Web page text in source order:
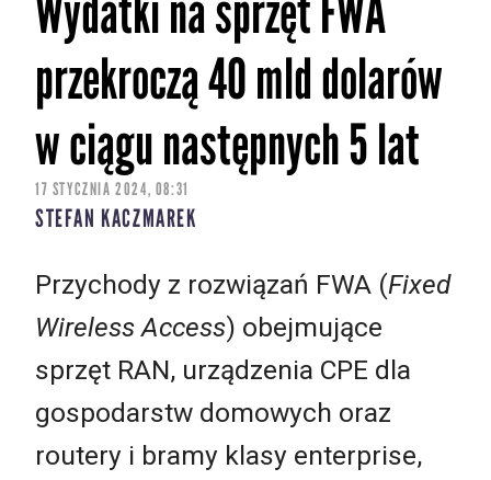
przekroczą 40 mld dolarów
w ciągu następnych 5 lat
17 STYCZNIA 2024, 08:31
STEFAN KACZMAREK
Przychody z rozwiązań FWA (Fixed
Wireless Access) obejmujące
sprzęt RAN, urządzenia CPE dla
gospodarstw domowych oraz
routery i bramy klasy enterprise,